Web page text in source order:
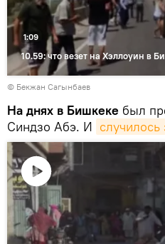
10.59: что везет на Хэллоуин в
1:09
© Бекжан Сагынбаев
На днях в Бишкеке был
Синдзо Абэ. И
Воспроизвести
видео